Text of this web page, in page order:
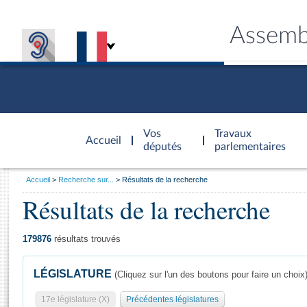
Accueil
d'accueil
Vos
députés
Travaux
parlementaires
Général
Vous
Accueil Recherche sur... Résultats de la recherche
Résultats de la recherche
179876 résultats trouvés
LÉGISLATURE (Cliquez sur l'un des boutons pour faire un choix)
17e législature (X) Précédentes législatures